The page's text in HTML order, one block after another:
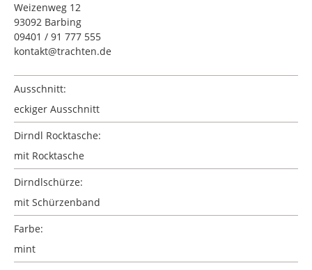
Weizenweg 12
93092 Barbing
09401 / 91 777 555
kontakt@trachten.de
Ausschnitt:
eckiger Ausschnitt
Dirndl Rocktasche:
mit Rocktasche
Dirndlschürze:
mit Schürzenband
Farbe:
mint